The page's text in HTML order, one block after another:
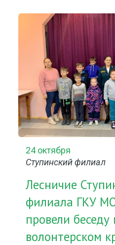
24 октября
Ступинский филиал
Лесничие
филиала ГКУ
провели беседу
волонтерском